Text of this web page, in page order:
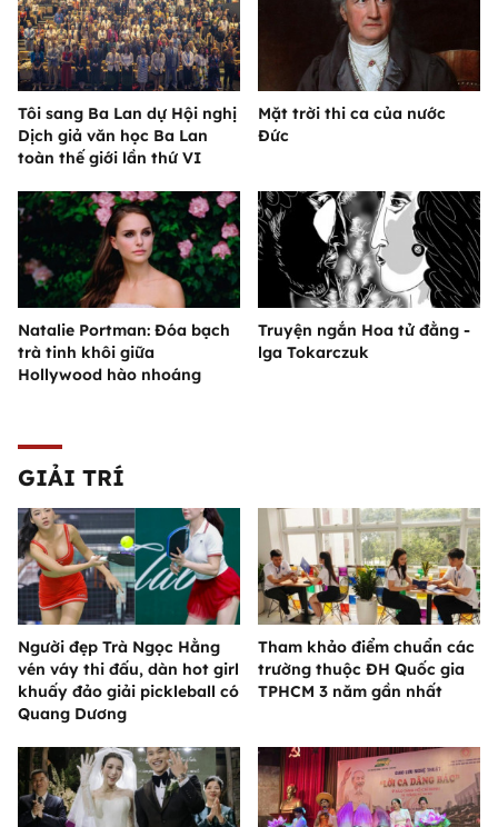
Tôi sang Ba Lan dự Hội nghị
Dịch giả văn học Ba Lan
toàn thế giới lần thứ VI
Mặt trời thi ca của nước
Đức
Natalie Portman: Đóa bạch
trà tinh khôi giữa
Hollywood hào nhoáng
Truyện ngắn Hoa tử đằng -
lga Tokarczuk
GIẢI TRÍ
Người đẹp Trà Ngọc Hằng
vén váy thi đấu, dàn hot girl
khuấy đảo giải pickleball có
Quang Dương
Tham khảo điểm chuẩn các
trường thuộc ĐH Quốc gia
TPHCM 3 năm gần nhất